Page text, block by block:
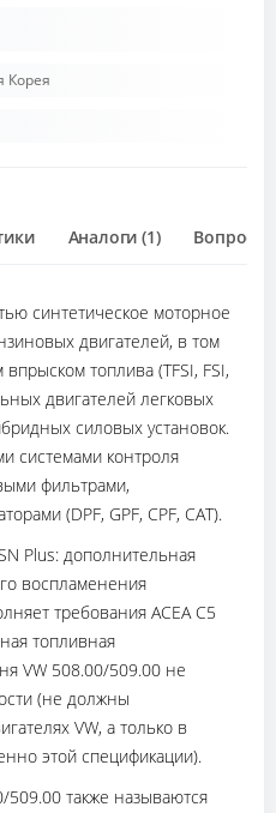
Аналоги (1) Вопрос о
синтетическое моторное
двигателей, в том
топлива (TFSI, FSI,
двигателей легковых
силовых установок.
системами контроля
фильтрами,
(DPF, GPF, CPF, CAT).
Plus: дополнительная
воспламенения
требования ACEA C5
топливная
VW 508.00/509.00 не
(не должны
VW, а только в
этой спецификации).
509.00 также называются